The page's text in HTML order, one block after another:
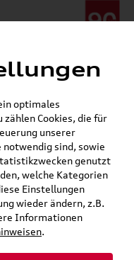
87
- 13:00 Uhr
- 13:00 Uhr
WhatsApp E-Mail
optimales
Cookies, die für
unserer
sind, sowie
genutzt
welche Kategorien
Einstellungen
wieder ändern, z.B.
Informationen
.